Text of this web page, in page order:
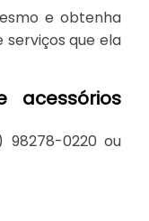
e obtenha
serviços que ela
acessórios
98278-0220 ou